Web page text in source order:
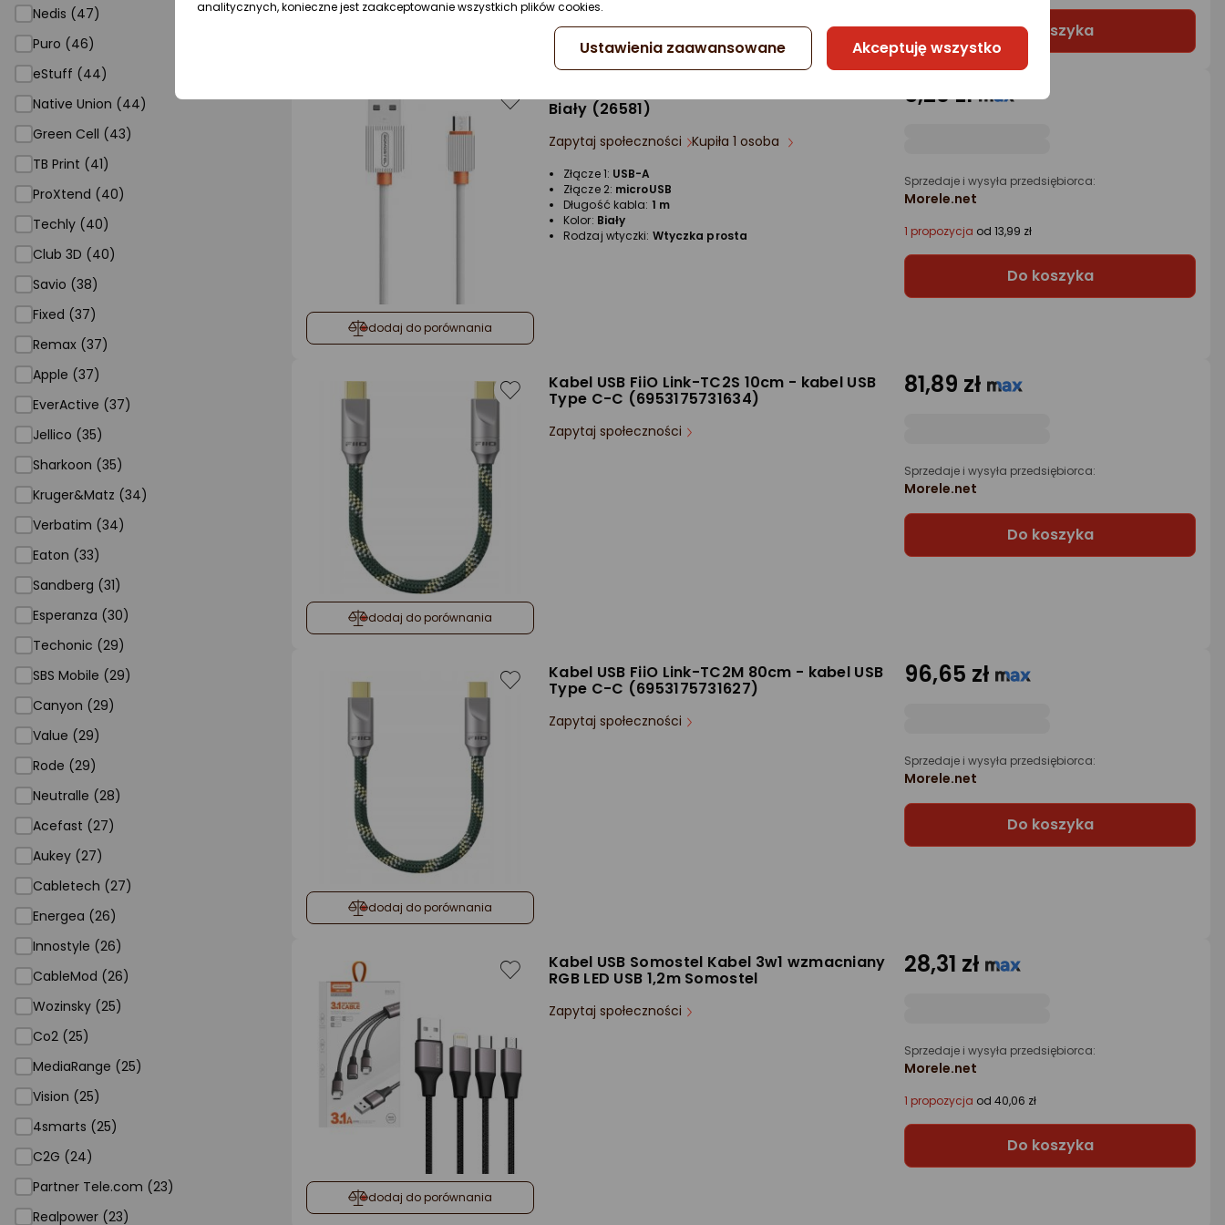
Nedis (47)
Puro (46)
eStuff (44)
Native Union (44)
Green Cell (43)
TB Print (41)
ProXtend (40)
Techly (40)
Club 3D (40)
Savio (38)
Fixed (37)
Remax (37)
Apple (37)
EverActive (37)
Jellico (35)
Sharkoon (35)
Kruger&Matz (34)
Verbatim (34)
Eaton (33)
Sandberg (31)
Esperanza (30)
Techonic (29)
SBS Mobile (29)
Canyon (29)
Value (29)
Rode (29)
Neutralle (28)
Acefast (27)
Aukey (27)
Cabletech (27)
Energea (26)
Innostyle (26)
CableMod (26)
Wozinsky (25)
Co2 (25)
MediaRange (25)
Vision (25)
4smarts (25)
C2G (24)
Partner Tele.com (23)
Realpower (23)
Kolor:Biały
Rodzaj wtyczki:Wtyczka prosta Do koszyka
dodaj do porównania
Biały (26581)
Zapytaj społeczności Kupiła 1 osoba
Złącze 1: USB-A
Złącze 2: microUSB
Długość kabla: 1 m
Kolor: Biały
Rodzaj wtyczki: Wtyczka prosta
5,20 zł
Sprzedaje i wysyła przedsiębiorca:
Morele.net
1 propozycja od 13,99 zł
Do koszyka
dodaj do porównania
Kabel USB FiiO Link-TC2S 10cm - kabel USB
Type C-C (6953175731634)
Zapytaj społeczności
81,89 zł
Sprzedaje i wysyła przedsiębiorca:
Morele.net
Do koszyka
dodaj do porównania
Kabel USB FiiO Link-TC2M 80cm - kabel USB
Type C-C (6953175731627)
Zapytaj społeczności
96,65 zł
Sprzedaje i wysyła przedsiębiorca:
Morele.net
Do koszyka
dodaj do porównania
Kabel USB Somostel Kabel 3w1 wzmacniany
RGB LED USB 1,2m Somostel
Zapytaj społeczności
28,31 zł
Sprzedaje i wysyła przedsiębiorca:
Morele.net
1 propozycja od 40,06 zł
Do koszyka
analitycznych, konieczne jest zaakceptowanie wszystkich plików cookies.
Ustawienia zaawansowane Akceptuję wszystko